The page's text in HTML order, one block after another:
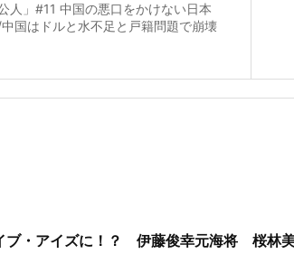
人」#11 中国の悪口をかけない日本
国はドルと水不足と戸籍問題で崩壊
ブ・アイズに！？ 伊藤俊幸元海将 桜林美